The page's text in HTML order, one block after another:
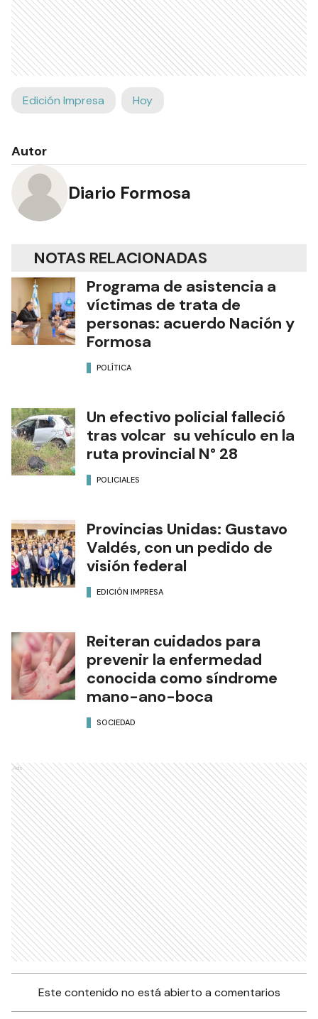
Edición Impresa Hoy
Autor
Diario Formosa
NOTAS RELACIONADAS
Programa de asistencia a
víctimas de trata de
personas: acuerdo Nación y
Formosa
POLÍTICA
Un efectivo policial falleció
tras volcar su vehículo en la
ruta provincial N° 28
POLICIALES
Provincias Unidas: Gustavo
Valdés, con un pedido de
visión federal
EDICIÓN IMPRESA
Reiteran cuidados para
prevenir la enfermedad
conocida como síndrome
mano-ano-boca
SOCIEDAD
Ads
Este contenido no está abierto a comentarios